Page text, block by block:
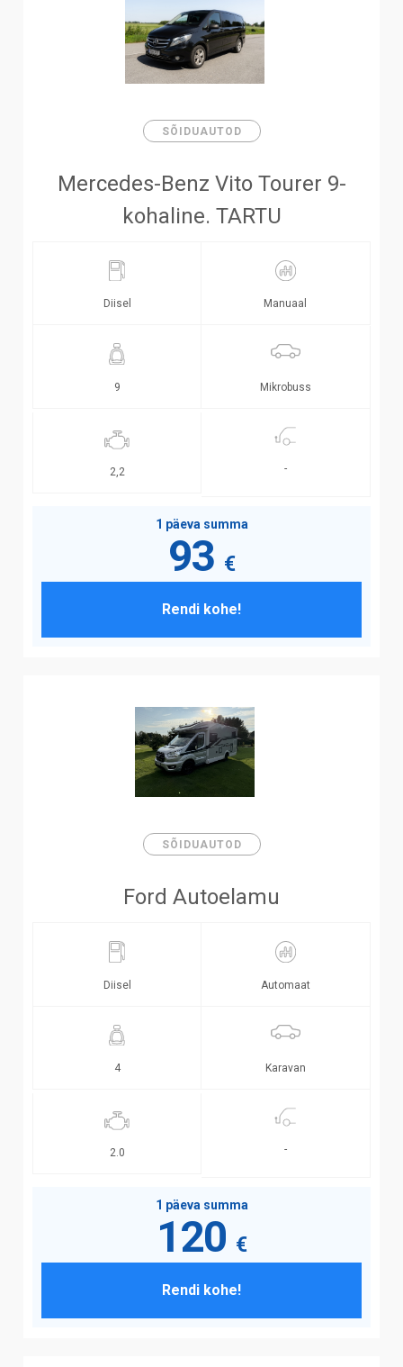
SÕIDUAUTOD
Mercedes-Benz Vito Tourer 9-
kohaline. TARTU
Diisel Manuaal
9 Mikrobuss
2,2 -
1 päeva summa
93 €
Rendi kohe!
SÕIDUAUTOD
Ford Autoelamu
Diisel Automaat
4 Karavan
2.0 -
1 päeva summa
120 €
Rendi kohe!